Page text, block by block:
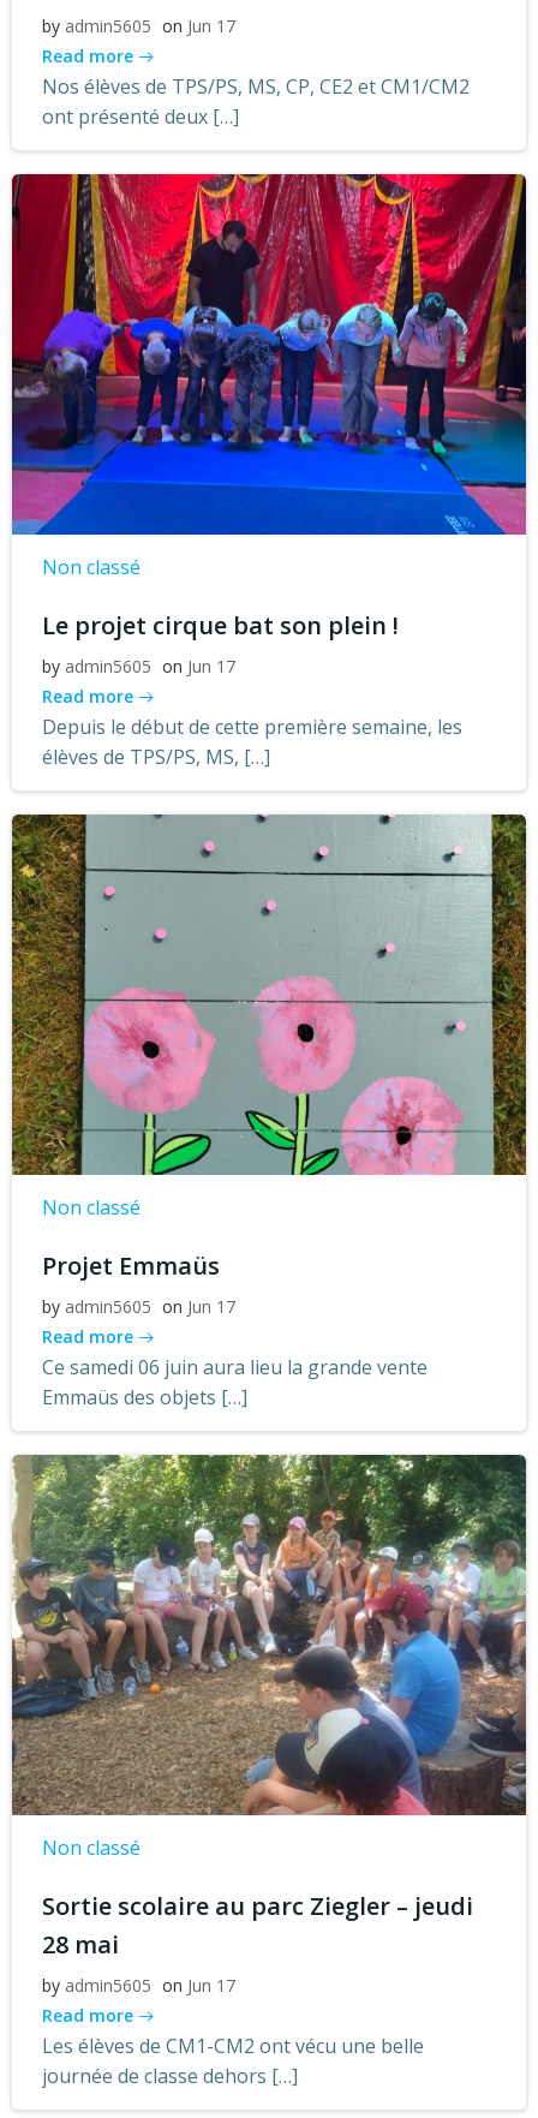
by admin5605 on Jun 17
Read more
Nos élèves de TPS/PS, MS, CP, CE2 et CM1/CM2
ont présenté deux […]
Non classé
Le projet cirque bat son plein !
by admin5605 on Jun 17
Read more
Depuis le début de cette première semaine, les
élèves de TPS/PS, MS, […]
Non classé
Projet Emmaüs
by admin5605 on Jun 17
Read more
Ce samedi 06 juin aura lieu la grande vente
Emmaüs des objets […]
Non classé
Sortie scolaire au parc Ziegler – jeudi
28 mai
by admin5605 on Jun 17
Read more
Les élèves de CM1-CM2 ont vécu une belle
journée de classe dehors […]